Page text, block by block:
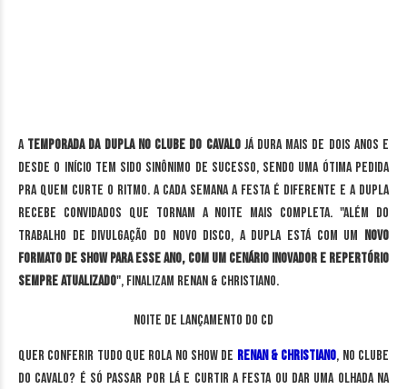
A temporada da dupla no Clube do Cavalojá dura mais de dois anos e
desde o início tem sido sinônimo de sucesso, sendo uma ótima pedida
pra quem curte o ritmo. A cada semana a festa é diferente e a dupla
recebe convidados que tornam a noite mais completa. "Além do
trabalho de divulgação do novo disco, a dupla está com um novo
formato de show para esse ano, com um cenário inovador e repertório
sempre atualizado", finalizam Renan & Christiano.
Noite de lançamento do CD
Quer conferir tudo que rola no show de Renan & Christiano, no Clube
do Cavalo? É só passar por lá e curtir a festa ou dar uma olhada na